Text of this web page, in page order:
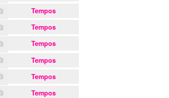
Tempos
Tempos
Tempos
Tempos
Tempos
Tempos